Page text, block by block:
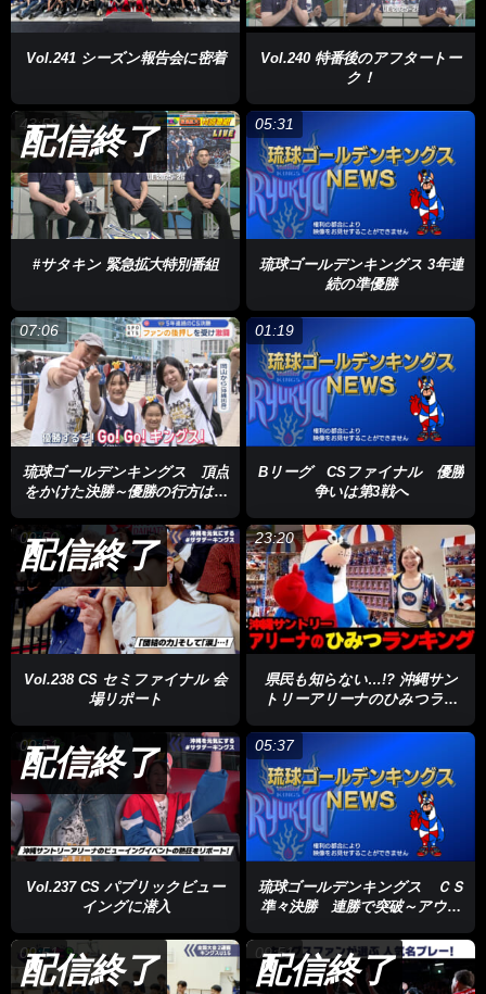
たちにとって望まないことでもそれすらも自分たちの力に変えら
れるように練習からしっかり気を引き締めて準備していきたいと
5年連続での決勝進出を決めたキングス。その決勝の相手は、長
崎ヴェルカとなりました。キングスと同じくチャンピオンシップ
は無敗で勝ち上がってきていてさらに同じ西地区、同じ九州勢の
対決ということになりましたが、チームスタイルは異なるんで
す。
キングスの決勝の相手は長崎ヴェルカ。その特徴は何と言っても
「オフェンス力」でレギュラーシーズンの平均得点はリーグで唯
一の90点越え。チャンピオンシップでも4試合中3試合で90点以
上を奪って勝ち上がってきています。チームの3ポイント成功率
もリーグ1位でその中心は韓国代表でもあるイ・ヒョンジュン。
50％に迫る驚異的な成功率で、堂々のリーグトップ。
NBAで豊富なプレー経験のあるスタンリー・ジョンソンとこちら
も元NBAプレーヤー、ジャレル・ブラントリー。そして、日本代
表でもお馴染みの馬場雄大もいるという強力な布陣で西地区初優
勝を果たしました。
一方キングスはリーグ屈指のディフェンス力が強みでチャンピオ
ンシップ4試合も相手を80点以下に抑えました。そしてこれまで
はBリーグ参戦5年で初めてのファイナルまで駆け上がってきま
した対するキングスはこれで5年連続のファイナル。長崎の勢い
を、経験値で上回り3年ぶりの王座を目指します。
決勝は23日から横浜アリーナで行われ、先に2勝したチームが日
本一です！なお、QABではキングスの今シーズンやチャンピオン
シップでの戦いを振り返る特別番組を31日・日曜日に放送予定で
Vol.241 シーズン報告会に密着
Vol.240 特番後のアフタートー
ク！
43:58
配信終了
#サタキン 緊急拡大特別番組
05:31
琉球ゴールデンキングス 3年連
続の準優勝
07:06
琉球ゴールデンキングス 頂点
をかけた決勝～優勝の行方は第
01:19
Bリーグ CSファイナル 優勝
争いは第3戦へ
09:50
配信終了
Vol.238 CS セミファイナル 会
場リポート
23:20
県民も知らない…!? 沖縄サン
トリーアリーナのひみつラン
09:51
配信終了
Vol.237 CS パブリックビュー
イングに潜入
05:37
琉球ゴールデンキングス ＣＳ
準々決勝 連勝で突破～アウェ
09:51
配信終了 09:51
配信終了